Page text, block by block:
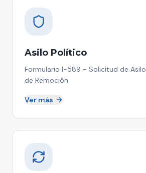
Asilo Político
Formulario I-589 - Solicitud de
de Remoción
Ver más